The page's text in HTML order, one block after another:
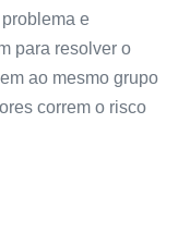
e
para resolver o
ao mesmo grupo
correm o risco